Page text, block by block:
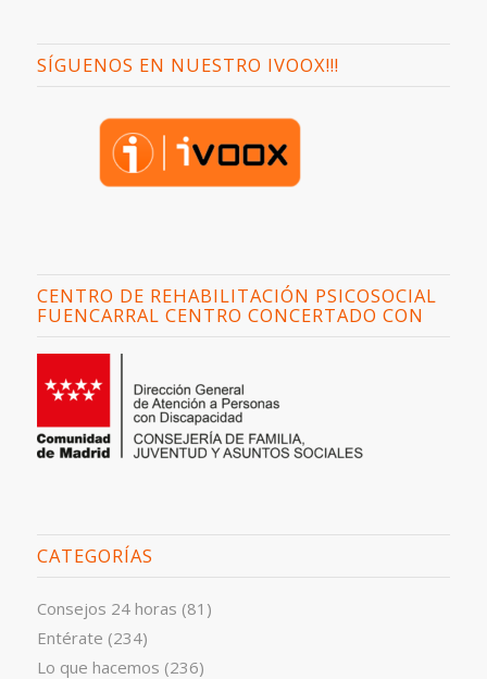
SÍGUENOS EN NUESTRO IVOOX!!!
CENTRO DE REHABILITACIÓN PSICOSOCIAL
FUENCARRAL CENTRO CONCERTADO CON
CATEGORÍAS
Consejos 24 horas (81)
Entérate (234)
Lo que hacemos (236)